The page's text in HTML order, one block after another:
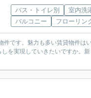
バス・トイレ別 室内洗
バルコニー
フローリン
です。魅力も多い賃貸物件は
を実現していきたいですか。